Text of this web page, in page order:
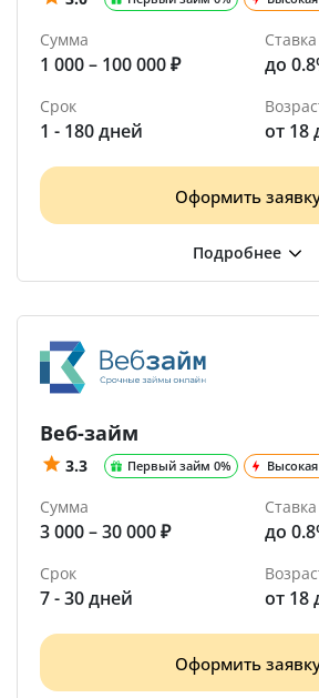
Сумма
1 000 – 100 000 ₽
Ставка
до
Срок
1 - 180 дней от 18
Оформить
Веб-займ
3.3 Первый займ 0%
Сумма
3 000 – 30 000 ₽
Ставка
до
Срок
7 - 30 дней от 18
Оформить